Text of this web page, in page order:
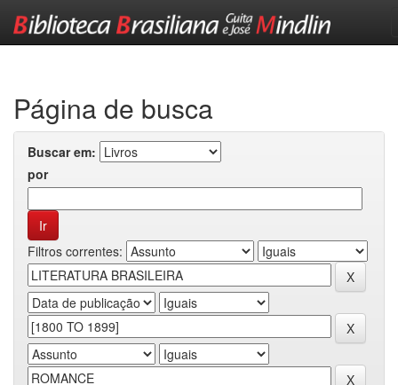
Página de busca
Buscar em:
por
Filtros correntes: